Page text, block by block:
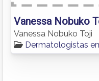
Vanessa Nobuko
Vanessa Nobuko Toji
Dermatologistas